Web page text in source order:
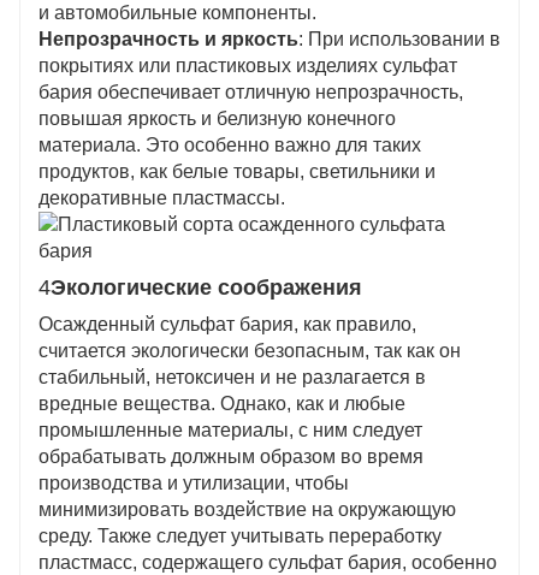
и автомобильные компоненты.
Непрозрачность и яркость: При использовании в
покрытиях или пластиковых изделиях сульфат
бария обеспечивает отличную непрозрачность,
повышая яркость и белизную конечного
материала. Это особенно важно для таких
продуктов, как белые товары, светильники и
декоративные пластмассы.
4Экологические соображения
Осажденный сульфат бария, как правило,
считается экологически безопасным, так как он
стабильный, нетоксичен и не разлагается в
вредные вещества. Однако, как и любые
промышленные материалы, с ним следует
обрабатывать должным образом во время
производства и утилизации, чтобы
минимизировать воздействие на окружающую
среду. Также следует учитывать переработку
пластмасс, содержащего сульфат бария, особенно